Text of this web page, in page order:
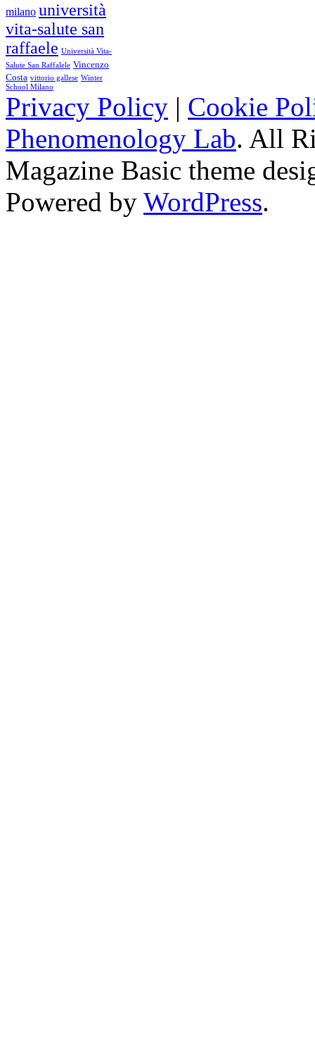
milano università
vita-salute san
raffaele Università Vita-
Salute San Raffalele Vincenzo
Costa vittorio gallese Winter
School Milano
Privacy Policy | Cookie
Phenomenology Lab. All
Magazine Basic theme
Powered by WordPress.